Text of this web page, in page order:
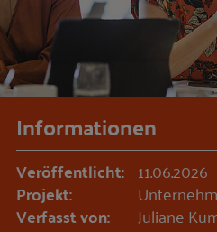
Informationen
Veröffentlicht: 11.06.2026
Projekt:
Verfasst von: Juliane